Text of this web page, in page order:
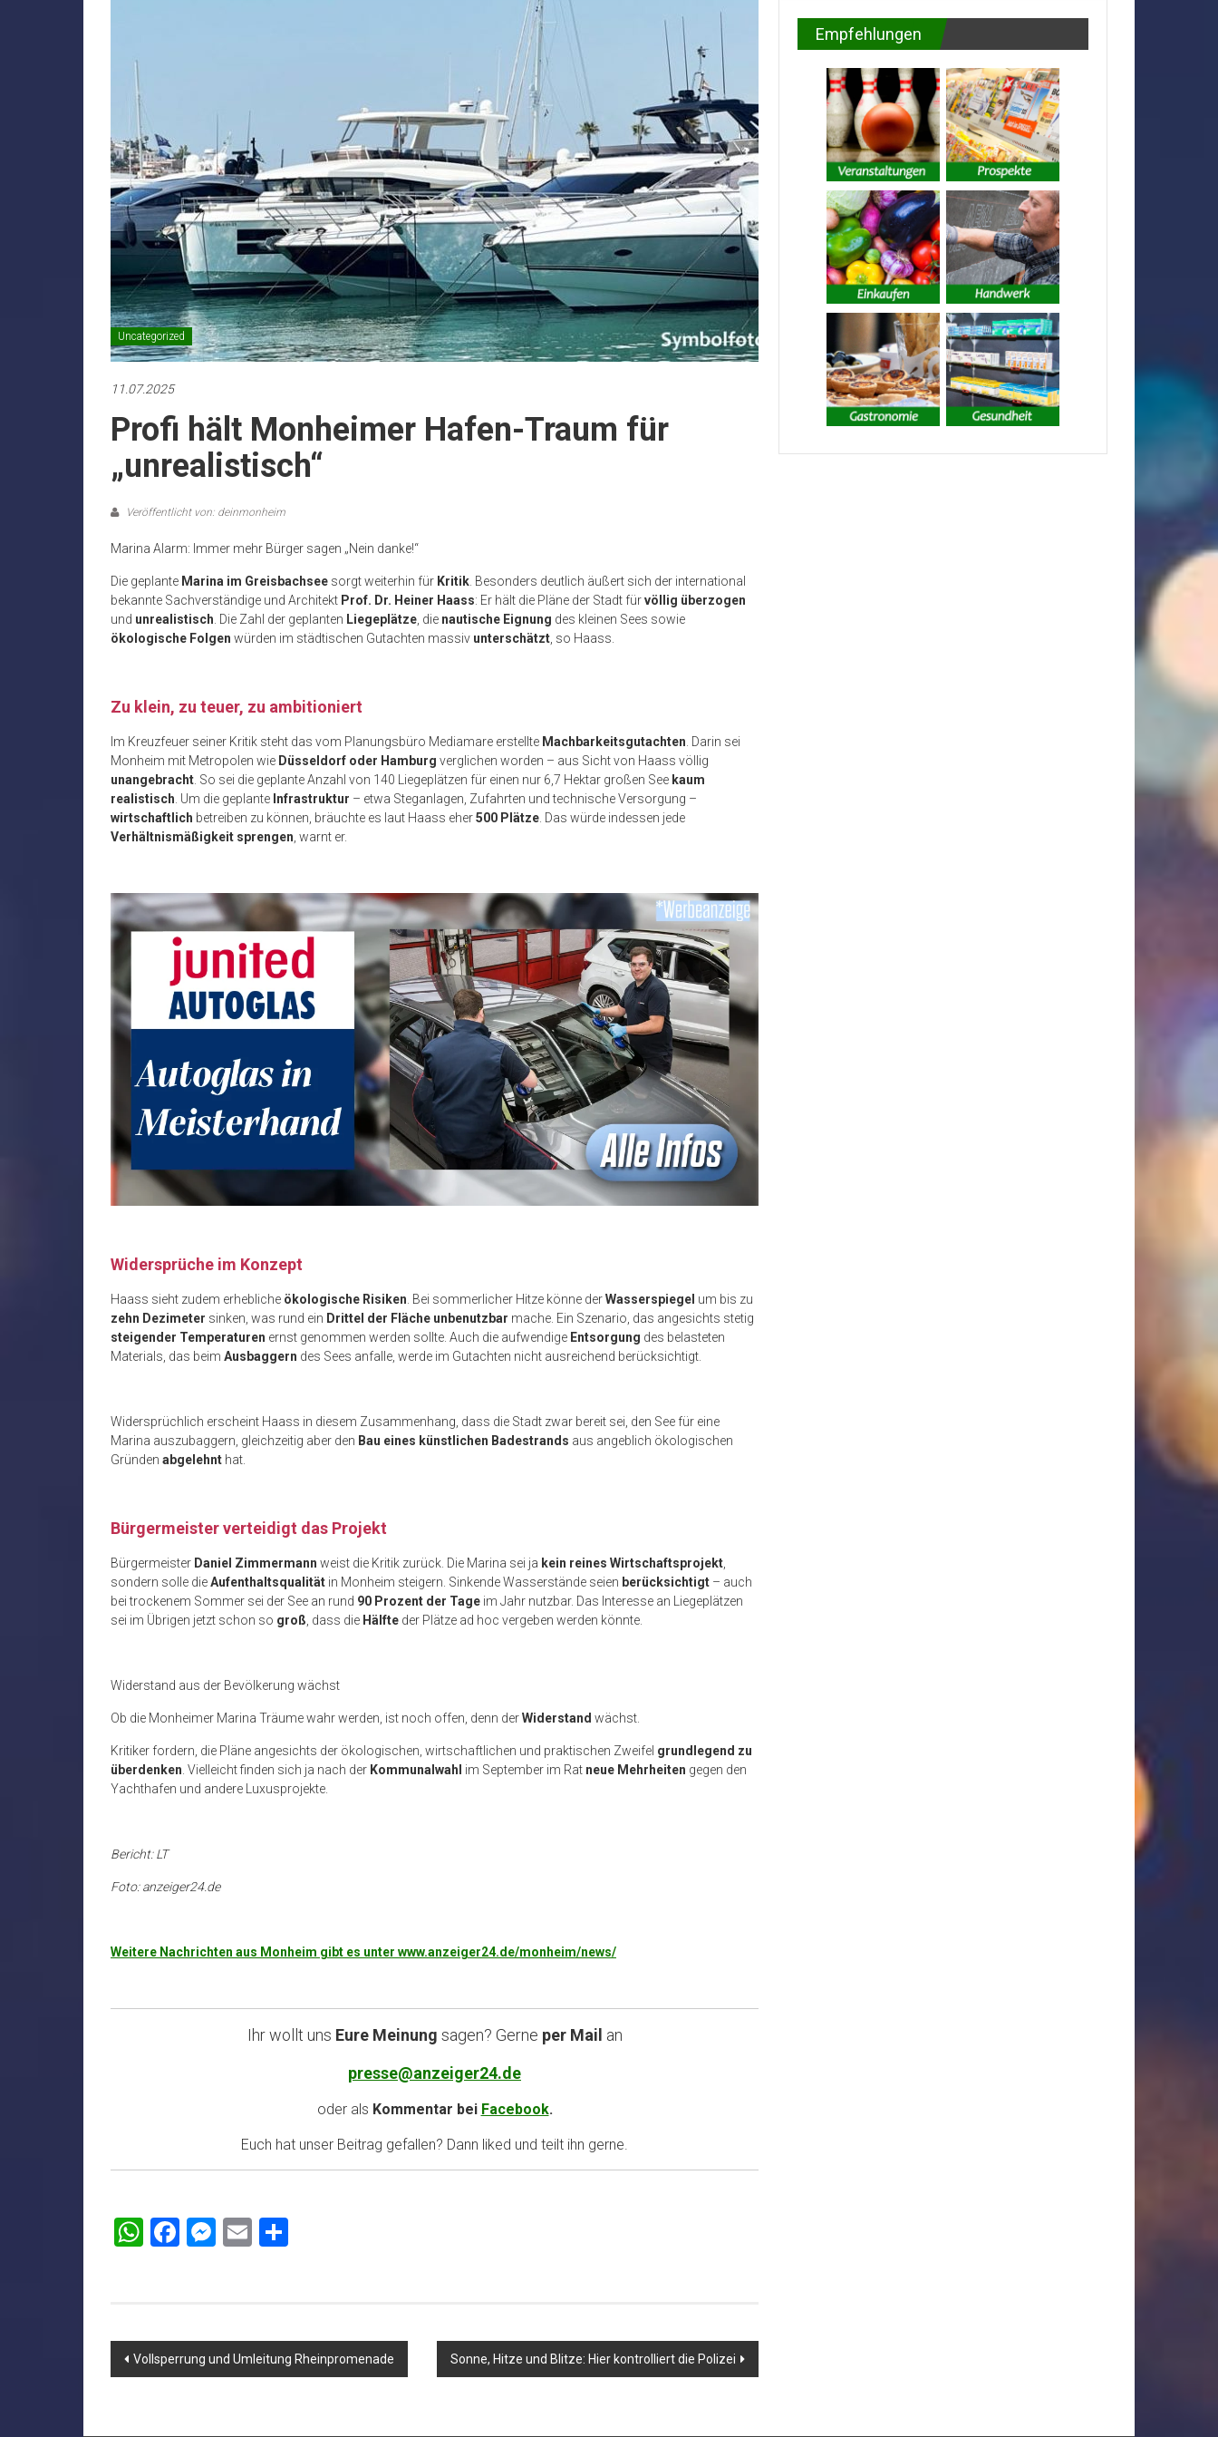
Uncategorized
11.07.2025
Profi hält Monheimer Hafen-Traum für
„unrealistisch“
Veröffentlicht von: deinmonheim
Marina Alarm: Immer mehr Bürger sagen „Nein danke!“
Die geplante Marina im Greisbachsee sorgt weiterhin für Kritik . Besonders deutlich äußert sich der international
bekannte Sachverständige und Architekt Prof. Dr. Heiner Haass: Er hält die Pläne der Stadt fürvöllig überzogen
und unrealistisch . Die Zahl der geplanten Liegeplätze , die nautische Eignung des kleinen Sees sowie
ökologische Folgen würden im städtischen Gutachten massiv unterschätzt , so Haass
Zu klein, zu teuer, zu ambitioniert
Im Kreuzfeuer seiner Kritik steht das vom Planungsbüro Mediamare erstellte Machbarkeitsgutachten . Darin sei
Monheim mit Metropolen wie Düsseldorf oder Hamburg verglichen worden – aus Sicht von Haass völlig
unangebracht . So sei die geplante Anzahl von 140 Liegeplätzen für einen nur 6,7 Hektar großen See kaum
realistisch . Um die geplante Infrastruktur – etwa Steganlagen, Zufahrten und technische Versorgung –
wirtschaftlich betreiben zu können, bräuchte es laut Haass eher500 Plätze . Das würde indessen jede
Verhältnismäßigkeit sprengen , warnt er.
Widersprüche im Konzept
Haass sieht zudem erhebliche ökologische Risiken. Bei sommerlicher Hitze könne derWasserspiegel um bis zu
zehn Dezimeter sinken, was rund ein Drittel der Fläche unbenutzbar mache. Ein Szenario, das angesichts stetig
steigender Temperaturen ernst genommen werden sollte. Auch die aufwendige Entsorgung des belasteten
Materials, das beim Ausbaggern des Sees anfalle, werde im Gutachten nicht ausreichend berücksichtigt.
Widersprüchlich erscheint Haass in diesem Zusammenhang, dass die Stadt zwar bereit sei, den See für eine
Marina auszubaggern, gleichzeitig aber den Bau eines künstlichen Badestrands aus angeblich ökologischen
Gründen abgelehnt hat.
Bürgermeister verteidigt das Projekt
Bürgermeister Daniel Zimmermann weist die Kritik zurück. Die Marina sei ja kein reines Wirtschaftsprojekt,
sondern solle dieAufenthaltsqualität in Monheim steigern. Sinkende Wasserstände seien berücksichtigt – auch
bei trockenem Sommer sei der See an rund 90 Prozent der Tage im Jahr nutzbar. Das Interesse an Liegepl ätzen
sei im Übrigen jetzt schon so groß, dass die Hälfte der Plätze ad hoc vergeben werden könnte.
Widerstand aus der Bevölkerung wächst
Ob die Monheimer Marina Träume wahr werden, ist noch offen, denn derWiderstand wächst.
Kritiker fordern, die Pläne angesichts der ökologischen, wirtschaftlichen und praktischen Zweifel grundlegend zu
überdenken. Vielleicht finden sich ja nach der Kommunalwahl im September im Rat neue Mehrheiten gegen den
Yachthafen und andere Luxusprojekte.
Bericht: LT
Foto: anzeiger24.de
Weitere Nachrichten aus Monheim gibt es unter www.anzeiger24.de/monheim/news/
Ihr wollt uns Eure Meinung sagen? Gerne per Mail an
presse@anzeiger24.de
oder als Kommentar bei Facebook.
Euch hat unser Beitrag gefallen? Dann liked und teilt ihn gerne.
WhatsApp
Facebook
Messenger
Email
Beitragsnavigation
Vollsperrung und Umleitung Rheinpromenade Sonne, Hitze und Blitze: Hier kontrolliert die Polizei
Empfehlungen